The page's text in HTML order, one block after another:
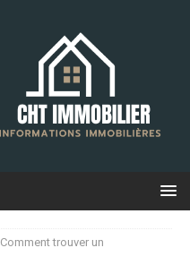
Comment trouver un